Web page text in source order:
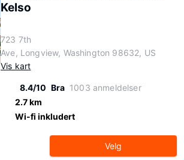
Kelso
723 7th
Ave, Longview, Washington 98632, US
Vis kart
8.4/10 Bra 1003 anmeldelser
2.7 km
Wi-fi inkludert
Velg